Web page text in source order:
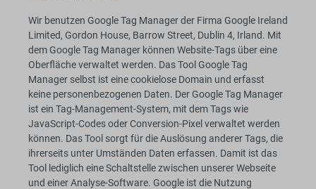
Wir benutzen Google Tag Manager der Firma Google Ireland
Limited, Gordon House, Barrow Street, Dublin 4, Irland. Mit
dem Google Tag Manager können Website-Tags über eine
Oberfläche verwaltet werden. Das Tool Google Tag
Manager selbst ist eine cookielose Domain und erfasst
keine personenbezogenen Daten. Der Google Tag Manager
ist ein Tag-Management-System, mit dem Tags wie
JavaScript-Codes oder Conversion-Pixel verwaltet werden
können. Das Tool sorgt für die Auslösung anderer Tags, die
ihrerseits unter Umständen Daten erfassen. Damit ist das
Tool lediglich eine Schaltstelle zwischen unserer Webseite
und einer Analyse-Software. Google ist die Nutzung